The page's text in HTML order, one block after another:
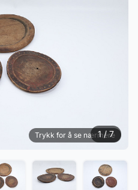
Trykk for å se nærmere
1 / 7